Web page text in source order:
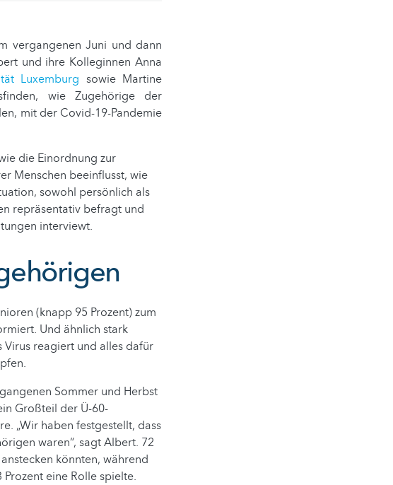
vergangenen Juni und dann
und ihre Kolleginnen Anna
Luxemburg sowie Martine
wie Zugehörige der
mit der Covid-19-Pandemie
die Einordnung zur
Menschen beeinflusst, wie
sowohl persönlich als
repräsentativ befragt und
interviewt.
(knapp 95 Prozent) zum
Und ähnlich stark
reagiert und alles dafür
Sommer und Herbst
Großteil der Ü-60-
„Wir haben festgestellt, dass
waren“, sagt Albert. 72
könnten, während
eine Rolle spielte.